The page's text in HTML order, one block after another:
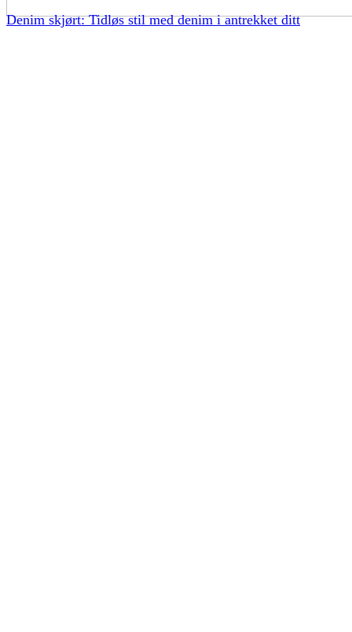
Denim skjørt: Tidløs stil med denim i antrekket ditt